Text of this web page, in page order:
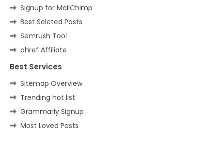
Signup for MailChimp
Best Seleted Posts
Semrush Tool
ahref Affiliate
Best Services
Sitemap Overview
Trending hot list
Grammarly Signup
Most Loved Posts